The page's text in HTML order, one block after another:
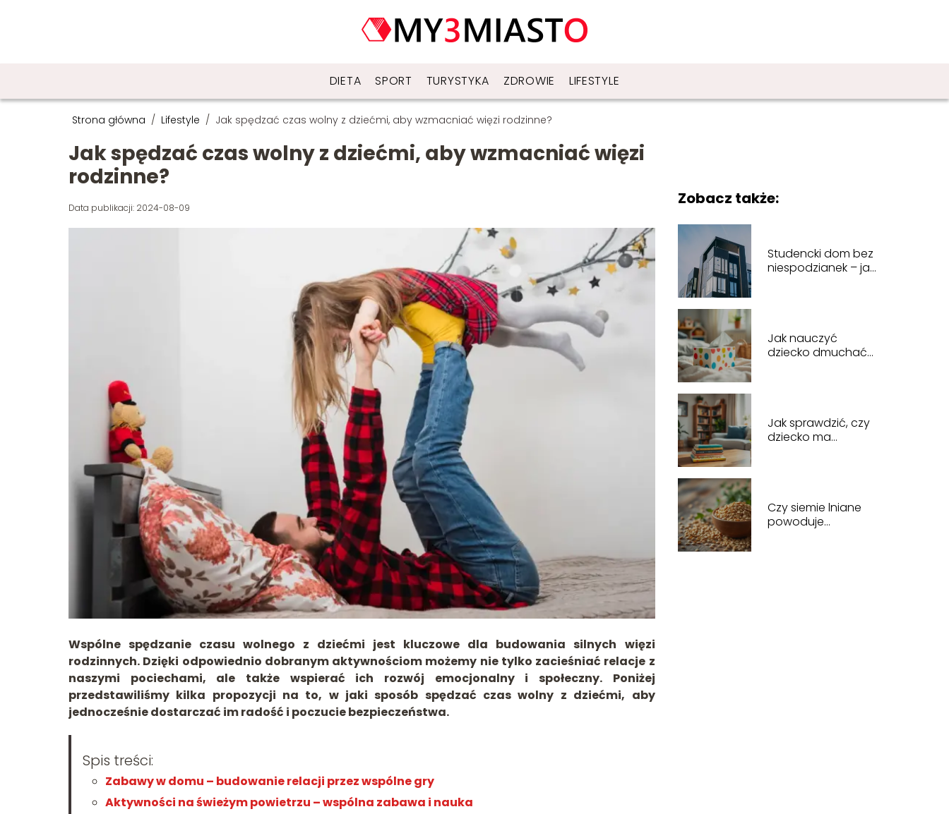
DIETA SPORT TURYSTYKA ZDROWIE LIFESTYLE
Strona główna / Lifestyle / Jak spędzać czas wolny z dziećmi, aby wzmacniać więzi rodzinne?
Jak spędzać czas wolny z dziećmi, aby wzmacniać więzi
rodzinne?
Data publikacji: 2024-08-09
Wspólne spędzanie czasu wolnego z dziećmi jest kluczowe dla budowania silnych więzi
rodzinnych. Dzięki odpowiednio dobranym aktywnościom możemy nie tylko zacieśniać relacje z
naszymi pociechami, ale także wspierać ich rozwój emocjonalny i społeczny. Poniżej
przedstawiliśmy kilka propozycji na to, w jaki sposób spędzać czas wolny z dziećmi, aby
jednocześnie dostarczać im radość i poczucie bezpieczeństwa.
Spis treści:
Zabawy w domu – budowanie relacji przez wspólne gry
Aktywności na świeżym powietrzu – wspólna zabawa i nauka
Zobacz także:
Studencki dom bez
niespodzianek – jak
Jak nauczyć
dziecko dmuchać
Jak sprawdzić, czy
dziecko ma
Czy siemie lniane
powoduje